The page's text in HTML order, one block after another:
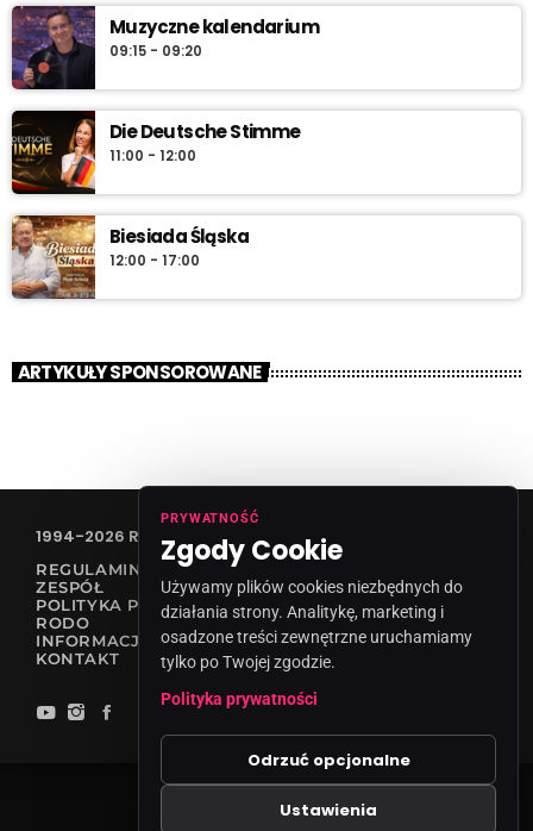
Muzyczne kalendarium
09:15 - 09:20
Die Deutsche Stimme
11:00 - 12:00
Biesiada Śląska
12:00 - 17:00
ARTYKUŁY SPONSOROWANE
1994-2026 RADIO VANESSA SPÓŁKA Z O.O
REGULAMIN KONKURSÓW
ZESPÓŁ
POLITYKA PRYWATNOŚCI
RODO
INFORMACJA O NADAWCY
KONTAKT
PRYWATNOŚĆ
Zgody Cookie
Używamy plików cookies niezbędnych do
działania strony. Analitykę, marketing i
osadzone treści zewnętrzne uruchamiamy
tylko po Twojej zgodzie.
Polityka prywatności
Odrzuć opcjonalne
Ustawienia
Zgody cookies